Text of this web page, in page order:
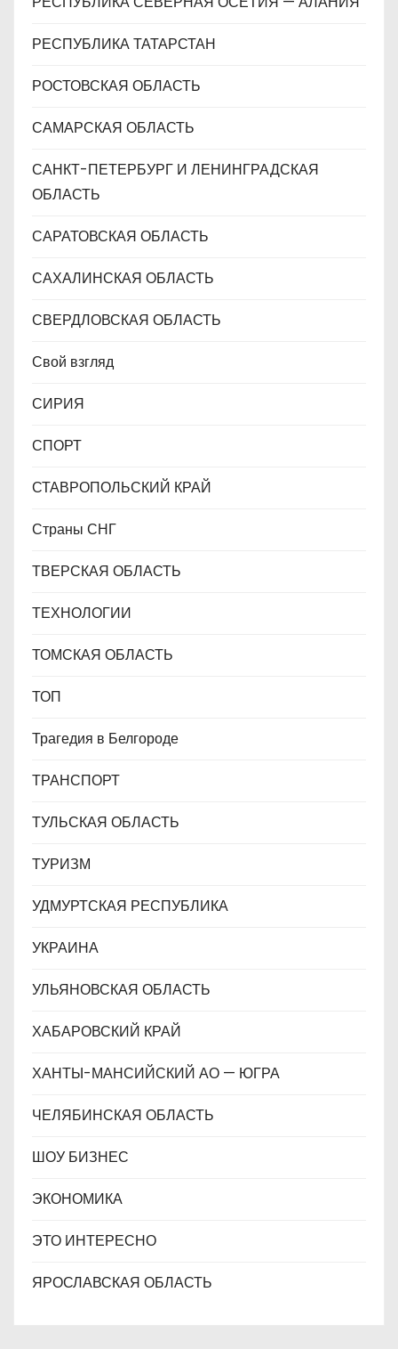
РЕСПУБЛИКА ТАТАРСТАН
РОСТОВСКАЯ ОБЛАСТЬ
САМАРСКАЯ ОБЛАСТЬ
САНКТ-ПЕТЕРБУРГ И ЛЕНИНГРАДСКАЯ
ОБЛАСТЬ
САРАТОВСКАЯ ОБЛАСТЬ
САХАЛИНСКАЯ ОБЛАСТЬ
СВЕРДЛОВСКАЯ ОБЛАСТЬ
Свой взгляд
СИРИЯ
СПОРТ
СТАВРОПОЛЬСКИЙ КРАЙ
Страны СНГ
ТВЕРСКАЯ ОБЛАСТЬ
ТЕХНОЛОГИИ
ТОМСКАЯ ОБЛАСТЬ
ТОП
Трагедия в Белгороде
ТРАНСПОРТ
ТУЛЬСКАЯ ОБЛАСТЬ
ТУРИЗМ
УДМУРТСКАЯ РЕСПУБЛИКА
УКРАИНА
УЛЬЯНОВСКАЯ ОБЛАСТЬ
ХАБАРОВСКИЙ КРАЙ
ХАНТЫ-МАНСИЙСКИЙ АО — ЮГРА
ЧЕЛЯБИНСКАЯ ОБЛАСТЬ
ШОУ БИЗНЕС
ЭКОНОМИКА
ЭТО ИНТЕРЕСНО
ЯРОСЛАВСКАЯ ОБЛАСТЬ